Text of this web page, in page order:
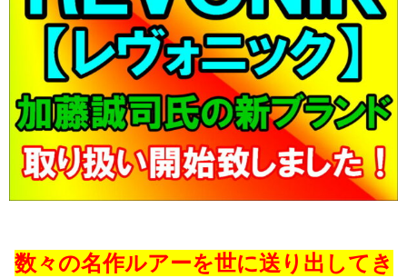
数々の名作ルアーを世に送り出してき